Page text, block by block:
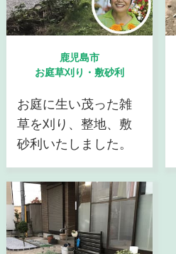
鹿児島市
お庭草刈り・敷砂利
お庭に生い茂った雑
草を刈り、整地、敷
砂利いたしました。